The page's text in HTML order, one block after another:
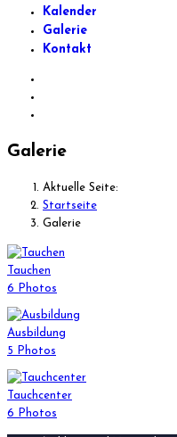
Kalender
Galerie
Kontakt
Galerie
Aktuelle Seite:
Startseite
Galerie
Tauchen
6 Photos
Ausbildung
5 Photos
Tauchcenter
6 Photos